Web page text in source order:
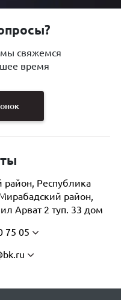
свяжемся
время
Республика
район,
Арват 2 туп. 33 дом
75 05